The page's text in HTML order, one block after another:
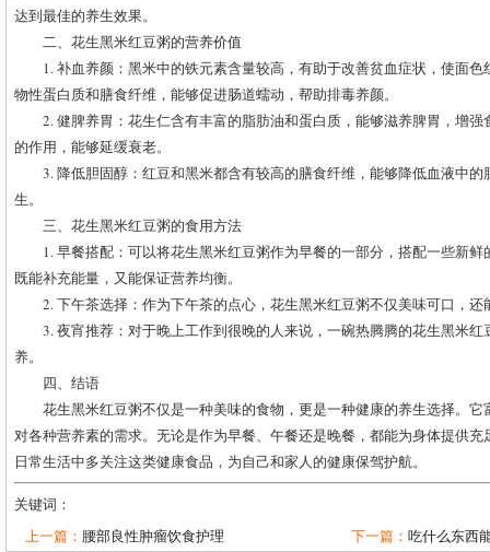
达到最佳的养生效果。
二、花生黑米红豆粥的营养价值
1. 补血养颜：黑米中的铁元素含量较高，有助于改善贫血症状，使面
物性蛋白质和膳食纤维，能够促进肠道蠕动，帮助排毒养颜。
2. 健脾养胃：花生仁含有丰富的脂肪油和蛋白质，能够滋养脾胃，增
的作用，能够延缓衰老。
3. 降低胆固醇：红豆和黑米都含有较高的膳食纤维，能够降低血液中
生。
三、花生黑米红豆粥的食用方法
1. 早餐搭配：可以将花生黑米红豆粥作为早餐的一部分，搭配一些新
既能补充能量，又能保证营养均衡。
2. 下午茶选择：作为下午茶的点心，花生黑米红豆粥不仅美味可口，
3. 夜宵推荐：对于晚上工作到很晚的人来说，一碗热腾腾的花生黑米
养。
四、结语
花生黑米红豆粥不仅是一种美味的食物，更是一种健康的养生选择。
对各种营养素的需求。无论是作为早餐、午餐还是晚餐，都能为身体提供
日常生活中多关注这类健康食品，为自己和家人的健康保驾护航。
关键词：
上一篇： 腰部良性肿瘤饮食护理 下一篇： 吃什么东西